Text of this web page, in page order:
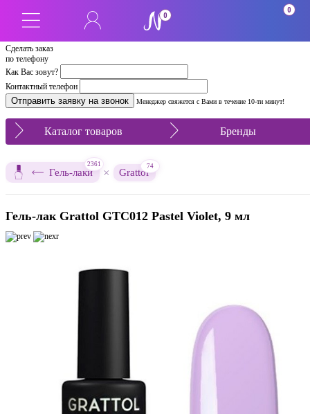
Сделать заказ
по телефону
Как Вас зовут?
Контактный телефон
Менеджер свяжется с Вами в течение 10-ти минут!
0
0
Каталог товаров Бренды
Гель-лаки
2361
× Grattol
74
Гель-лак Grattol GTC012 Pastel Violet, 9 мл